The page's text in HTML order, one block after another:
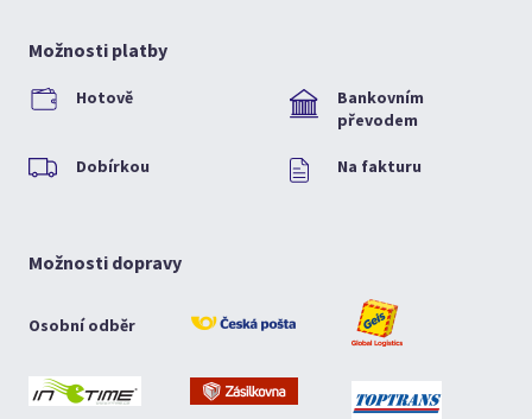
Možnosti platby
Hotově
Bankovním
převodem
Dobírkou Na fakturu
Možnosti dopravy
Osobní odběr